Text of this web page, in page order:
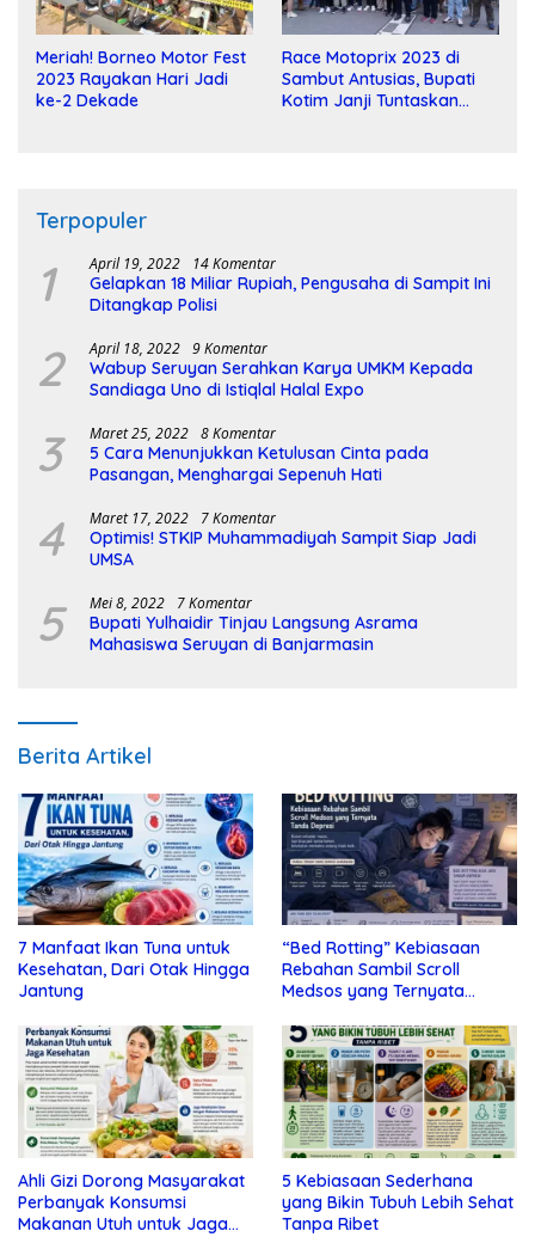
Meriah! Borneo Motor Fest
2023 Rayakan Hari Jadi
ke-2 Dekade
Race Motoprix 2023 di
Sambut Antusias, Bupati
Kotim Janji Tuntaskan
Terpopuler
1 April 19, 2022 14 Komentar
Gelapkan 18 Miliar Rupiah, Pengusaha di Sampit Ini
Ditangkap Polisi
2 April 18, 2022 9 Komentar
Wabup Seruyan Serahkan Karya UMKM Kepada
Sandiaga Uno di Istiqlal Halal Expo
3 Maret 25, 2022 8 Komentar
5 Cara Menunjukkan Ketulusan Cinta pada
Pasangan, Menghargai Sepenuh Hati
4 Maret 17, 2022 7 Komentar
Optimis! STKIP Muhammadiyah Sampit Siap Jadi
UMSA
5 Mei 8, 2022 7 Komentar
Bupati Yulhaidir Tinjau Langsung Asrama
Mahasiswa Seruyan di Banjarmasin
Berita Artikel
7 Manfaat Ikan Tuna untuk
Kesehatan, Dari Otak Hingga
Jantung
“Bed Rotting” Kebiasaan
Rebahan Sambil Scroll
Medsos yang Ternyata
Ahli Gizi Dorong Masyarakat
Perbanyak Konsumsi
Makanan Utuh untuk Jaga
5 Kebiasaan Sederhana
yang Bikin Tubuh Lebih Sehat
Tanpa Ribet